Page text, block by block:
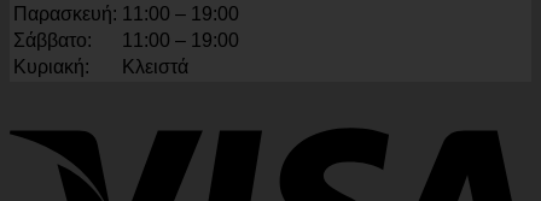
Παρασκευή: 11:00 – 19:00
Σάββατο:
11:00 – 19:00
Κυριακή:
Κλειστά